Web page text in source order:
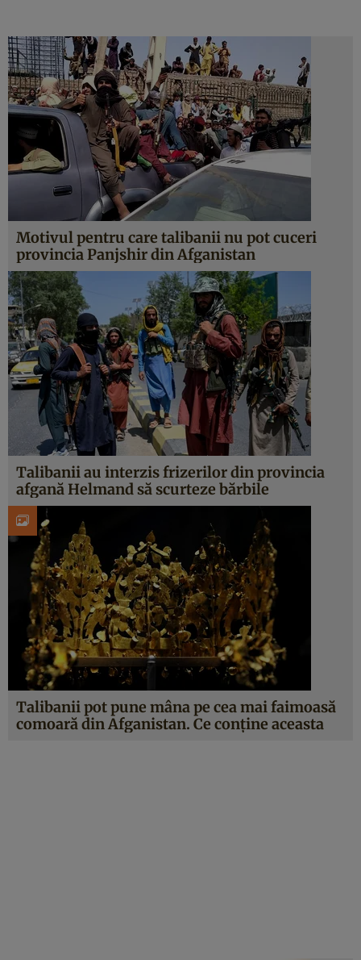
Motivul pentru care talibanii nu pot cuceri
provincia Panjshir din Afganistan
Talibanii au interzis frizerilor din provincia
afgană Helmand să scurteze bărbile
Talibanii pot pune mâna pe cea mai faimoasă
comoară din Afganistan. Ce conține aceasta